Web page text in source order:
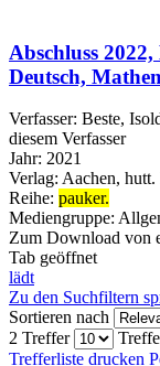
Abschluss
Deutsch,
Verfasser: Beste,
diesem Verfasser
Jahr: 2021
Verlag: Aachen,
Reihe: pauker.
Mediengruppe:
Zum Download von
Tab geöffnet
lädt
Zu den Suchfiltern
Sortieren nach
2 Treffer
Trefferliste drucken